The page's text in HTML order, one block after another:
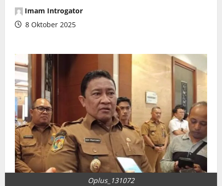
Imam Introgator
8 Oktober 2025
Oplus_131072